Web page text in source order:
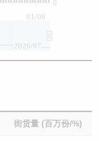
01/08
0
2026/07
街货量 (百万份/%)